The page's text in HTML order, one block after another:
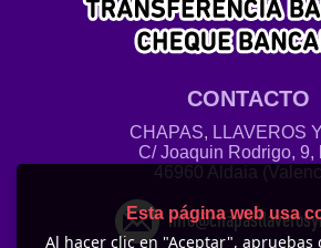
CONTACTO
CHAPAS, LLAVEROS
C/ Joaquin Rodrigo, 9,
46960 Aldaia
Esta página web usa
Al hacer clic en "Aceptar", apruebas